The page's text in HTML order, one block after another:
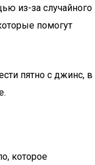
из-за случайного
помогут
пятно с джинс, в
которое